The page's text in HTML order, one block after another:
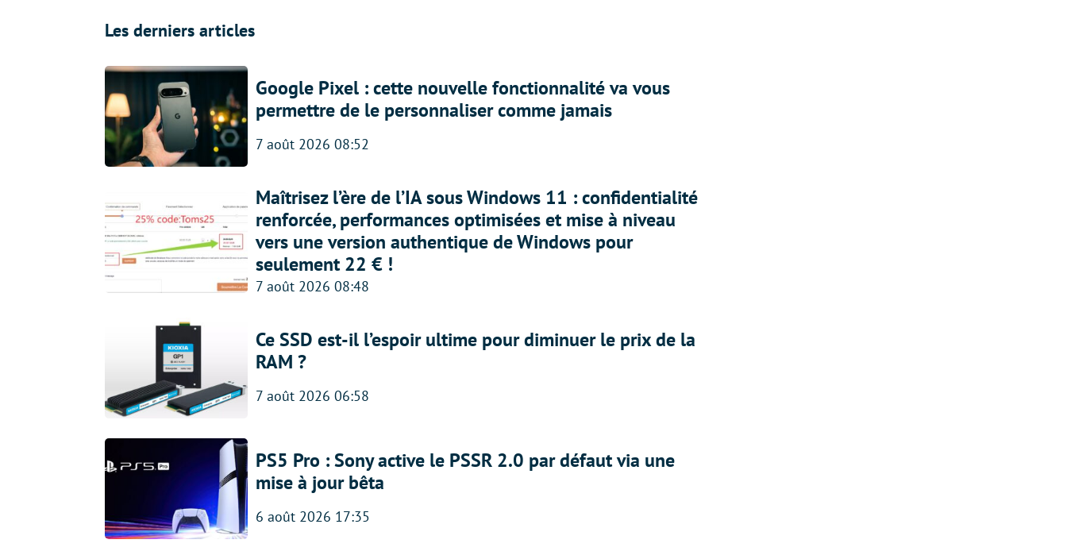
Les derniers articles
Google Pixel : cette nouvelle fonctionnalité va vous
permettre de le personnaliser comme jamais
7 août 2026 08:52
Maîtrisez l’ère de l’IA sous Windows 11 : confidentialité
renforcée, performances optimisées et mise à niveau
vers une version authentique de Windows pour
seulement 22 € !
7 août 2026 08:48
Ce SSD est-il l’espoir ultime pour diminuer le prix de la
RAM ?
7 août 2026 06:58
PS5 Pro : Sony active le PSSR 2.0 par défaut via une
mise à jour bêta
6 août 2026 17:35